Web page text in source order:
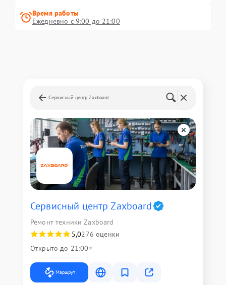
Время работы
Ежедневно с 9:00 до 21:00
Сервисный центр Zaxboard
Сервисный центр Zaxboard
Ремонт техники Zaxboard
5,0276 оценки
Открыто до 21:00
Маршрут